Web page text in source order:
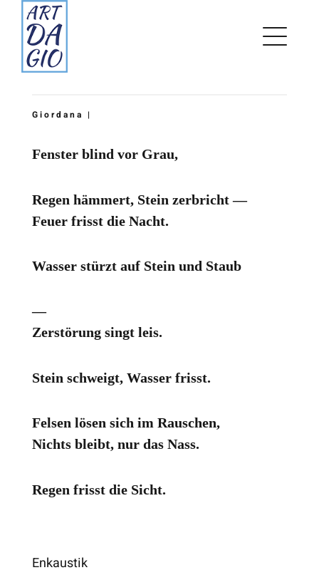
Inhalt
springen
Giordana |
Fenster blind vor Grau,
Regen hämmert, Stein zerbricht —
Feuer frisst die Nacht.
Wasser stürzt auf Stein und Staub
—
Zerstörung singt leis.
Stein schweigt, Wasser frisst.
Felsen lösen sich im Rauschen,
Nichts bleibt, nur das Nass.
Regen frisst die Sicht.
Enkaustik